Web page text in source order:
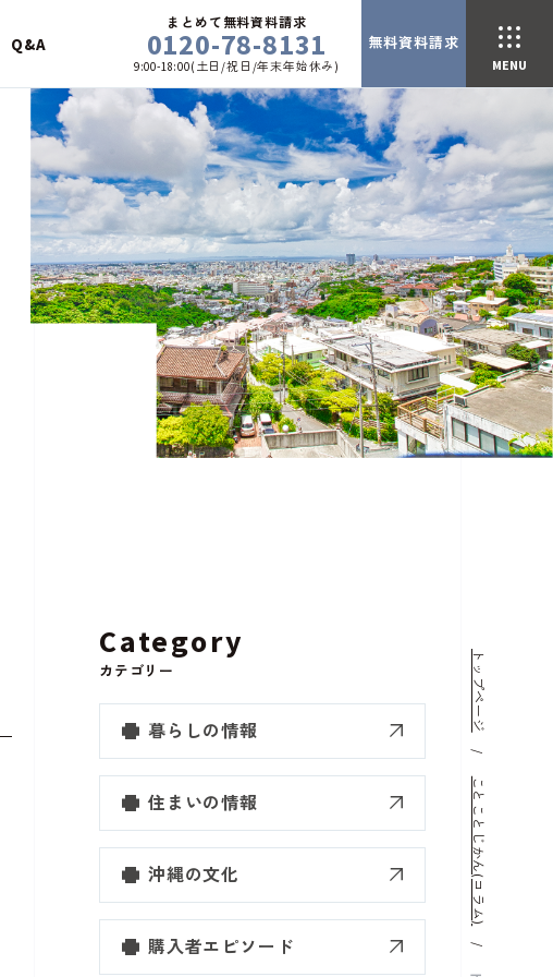
Q&A
まとめて無料資料請求
0120-78-8131
9:00-18:00(土日/祝日/年末年始休み)
無料資料請求
トップページ
ことことじかん(コラム)
Category
カテゴリー
暮らしの情報
住まいの情報
沖縄の文化
購入者エピソード